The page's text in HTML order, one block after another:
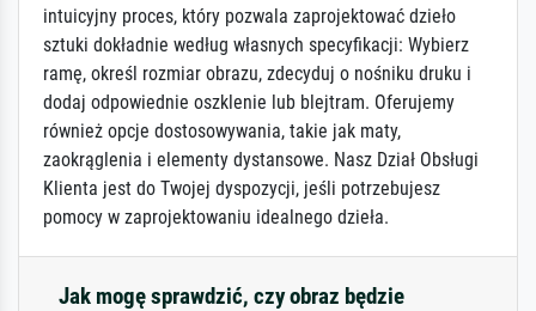
intuicyjny proces, który pozwala zaprojektować dzieło
sztuki dokładnie według własnych specyfikacji: Wybierz
ramę, określ rozmiar obrazu, zdecyduj o nośniku druku i
dodaj odpowiednie oszklenie lub blejtram. Oferujemy
również opcje dostosowywania, takie jak maty,
zaokrąglenia i elementy dystansowe. Nasz Dział Obsługi
Klienta jest do Twojej dyspozycji, jeśli potrzebujesz
pomocy w zaprojektowaniu idealnego dzieła.
Jak mogę sprawdzić, czy obraz będzie